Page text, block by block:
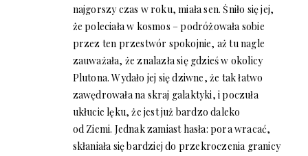
najgorszy czas w roku, miała sen. Śniło się jej,
że poleciała w kosmos – podróżowała sobie
przez ten przestwór spokojnie, aż tu nagle
zauważała, że znalazła się gdzieś w okolicy
Plutona. Wydało jej się dziwne, że tak łatwo
zawędrowała na skraj galaktyki, i poczuła
ukłucie lęku, że jest już bardzo daleko
od Ziemi. Jednak zamiast hasła: pora wracać,
skłaniała się bardziej do przekroczenia granicy